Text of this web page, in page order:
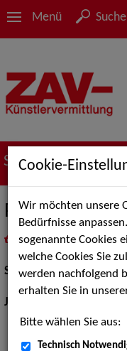
Menü Suche
Suche nach
Peer
inMeine Merkliste
Schauspiel:Bühne
Jahrgang:
Cookie-
Wir möchten unsere
Bedürfnisse
sogenannte Cookies
welche Cookies Sie
werden nachfolgend
erhalten Sie in
Bitte wählen Sie aus:
Technisch